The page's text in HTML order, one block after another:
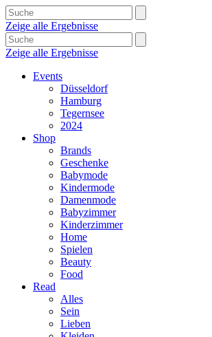
Zeige alle Ergebnisse
Zeige alle Ergebnisse
Events
Düsseldorf
Hamburg
Tegernsee
2024
Shop
Brands
Geschenke
Babymode
Kindermode
Damenmode
Babyzimmer
Kinderzimmer
Home
Spielen
Beauty
Food
Read
Alles
Sein
Lieben